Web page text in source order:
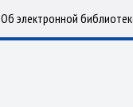
Об электронной